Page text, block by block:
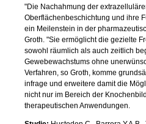
"Die Nachahmung der
Oberflächenbeschichtung und ihre
ein Meilenstein in der
Groth. "Sie ermöglicht die gezielte
sowohl räumlich als auch zeitlich
Gewebewachstums ohne
Verfahren, so Groth, komme
infrage und erweitere damit die
nicht nur im Bereich der
therapeutischen Anwendungen.